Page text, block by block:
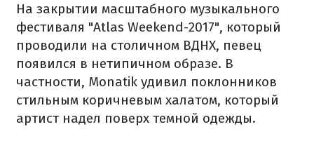
На закрытии масштабного музыкального
фестиваля "Atlas Weekend-2017", который
проводили на столичном ВДНХ, певец
появился в нетипичном образе. В
частности, Monatik удивил поклонников
стильным коричневым халатом, который
артист надел поверх темной одежды.